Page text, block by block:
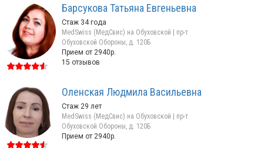
Ефимова
Наталья Павловна
Стаж 43 года / Врач высшей
категории
пр-т Обуховской Обороны, д. 120Б
Прием от 2940р.
Барсукова Татьяна Евгеньевна
Стаж 34 года
MedSwiss (МедСвис) на Обуховской | пр-т
Обуховской Обороны, д. 120Б
Прием от 2940р.
15 отзывов
Оленская Людмила Васильевна
Стаж 29 лет
MedSwiss (МедСвис) на Обуховской | пр-т
Обуховской Обороны, д. 120Б
Прием от 2940р.